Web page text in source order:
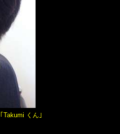
｢Takumi くん｣